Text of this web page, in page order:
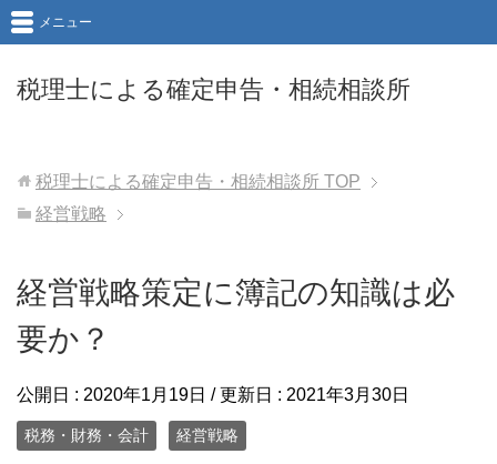
税理士による確定申告・相続相談所
メニュー
税理士による確定申告・相続相談所 TOP
経営戦略
経営戦略策定に簿記の知識は必
要か？
公開日 : 2020年1月19日 / 更新日 : 2021年3月30日
税務・財務・会計 経営戦略